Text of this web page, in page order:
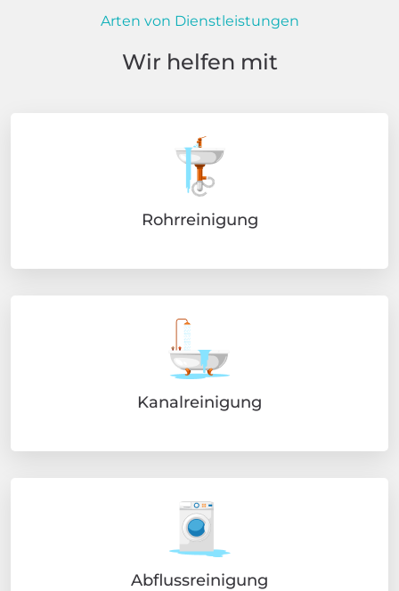
Arten von Dienstleistungen
Wir helfen mit
Rohrreinigung
Kanalreinigung
Abflussreinigung